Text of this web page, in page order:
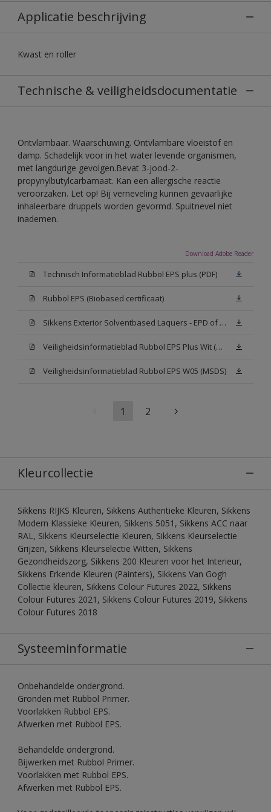
Applicatie beschrijving
Kwast en roller
Technische & veiligheidsdocumentatie
Ontvlambaar. Waarschuwing. Ontvlambare vloeistof en
damp. Schadelijk voor in het water levende organismen,
met langdurige gevolgen.Bevat 3-jood-2-
propynylbutylcarbamaat. Kan een allergische reactie
veroorzaken. Let op! Bij verneveling kunnen gevaarlijke
inhaleerbare druppels worden gevormd. Spuitnevel niet
inademen.
Download Adobe Reader
Technisch Informatieblad Rubbol EPS plus (PDF)
Rubbol EPS (Biobased certificaat)
Sikkens Exterior Solventbased Laquers - EPD of Milieuproductverklaring
Veiligheidsinformatieblad Rubbol EPS Plus Wit (MSDS)
Veiligheidsinformatieblad Rubbol EPS W05 (MSDS)
1 2
Kleurcollectie
Sikkens RIJKS Kleuren, Sikkens Authentieke Kleuren, Sikkens
Modern Klassieke Kleuren, Sikkens 5051, Sikkens ACC naar
RAL, Sikkens Kleurselectie Kleuren, Sikkens Kleurselectie
Grijzen, Sikkens Kleurselectie Witten, Sikkens
Gezondheidszorg, Sikkens 200 Kleuren voor het Interieur,
Sikkens Erkende Kleuren (Painters), Sikkens Van Gogh
Collectie kleuren, Sikkens Colour Futures 2022, Sikkens
Colour Futures 2021, Sikkens Colour Futures 2019, Sikkens
Colour Futures 2018
Systeeminformatie
Onbehandelde ondergrond.
Gronden met Rubbol Primer.
Voorlakken Rubbol EPS.
Afwerken met Rubbol EPS.
Behandelde ondergrond.
Bijwerken met Rubbol Primer.
Voorlakken met Rubbol EPS.
Afwerken met Rubbol EPS.